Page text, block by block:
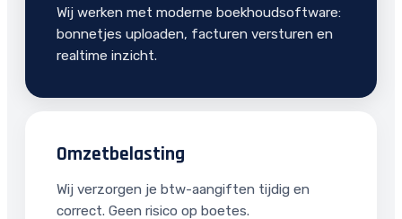
Wij werken met moderne boekhoudsoftware:
bonnetjes uploaden, facturen versturen en
realtime inzicht.
Omzetbelasting
Wij verzorgen je btw-aangiften tijdig en
correct. Geen risico op boetes.